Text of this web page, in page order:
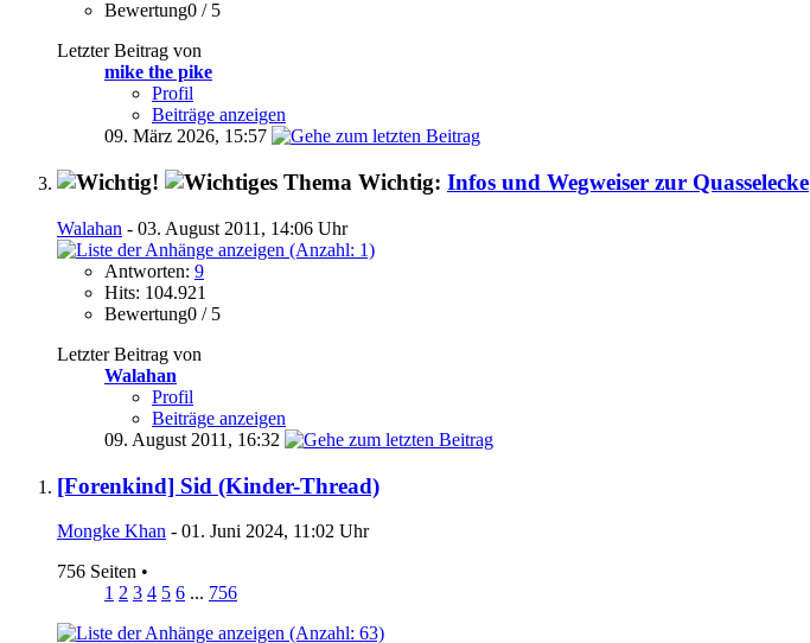
Bewertung0 / 5
Letzter Beitrag von
mike the pike
Profil
Beiträge anzeigen
09. März 2026, 15:57
Wichtig: Infos und Wegweiser zur Quasselecke
Walahan - 03. August 2011, 14:06 Uhr
Antworten: 9
Hits: 104.921
Bewertung0 / 5
Letzter Beitrag von
Walahan
Profil
Beiträge anzeigen
09. August 2011, 16:32
[Forenkind] Sid (Kinder-Thread)
Mongke Khan - 01. Juni 2024, 11:02 Uhr
756 Seiten •
1 2 3 4 5 6 ... 756